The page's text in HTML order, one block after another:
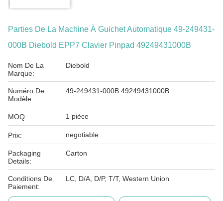
Parties De La Machine À Guichet Automatique 49-249431-
000B Diebold EPP7 Clavier Pinpad 49249431000B
Nom De La
Marque:
Diebold
Numéro De
Modèle:
49-249431-000B 49249431000B
MOQ: 1 pièce
Prix: negotiable
Packaging
Details:
Carton
Conditions De
Paiement:
LC, D/A, D/P, T/T, Western Union